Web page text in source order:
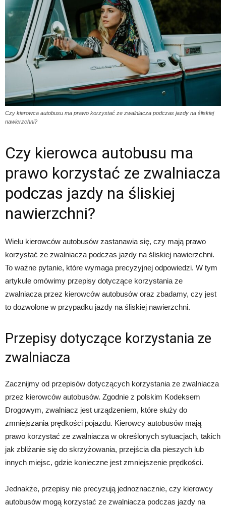
Czy kierowca autobusu ma prawo korzystać ze zwalniacza podczas jazdy na śliskiej
nawierzchni?
Czy kierowca autobusu ma
prawo korzystać ze zwalniacza
podczas jazdy na śliskiej
nawierzchni?
Wielu kierowców autobusów zastanawia się, czy mają prawo
korzystać ze zwalniacza podczas jazdy na śliskiej nawierzchni.
To ważne pytanie, które wymaga precyzyjnej odpowiedzi. W tym
artykule omówimy przepisy dotyczące korzystania ze
zwalniacza przez kierowców autobusów oraz zbadamy, czy jest
to dozwolone w przypadku jazdy na śliskiej nawierzchni.
Przepisy dotyczące korzystania ze
zwalniacza
Zacznijmy od przepisów dotyczących korzystania ze zwalniacza
przez kierowców autobusów. Zgodnie z polskim Kodeksem
Drogowym, zwalniacz jest urządzeniem, które służy do
zmniejszania prędkości pojazdu. Kierowcy autobusów mają
prawo korzystać ze zwalniacza w określonych sytuacjach, takich
jak zbliżanie się do skrzyżowania, przejścia dla pieszych lub
innych miejsc, gdzie konieczne jest zmniejszenie prędkości.
Jednakże, przepisy nie precyzują jednoznacznie, czy kierowcy
autobusów mogą korzystać ze zwalniacza podczas jazdy na